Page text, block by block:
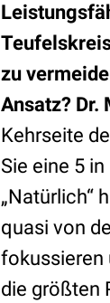
zu
Ansatz? Dr.
Kehrseite
Sie eine 5
„Natürlich“
quasi von
fokussieren
die größten